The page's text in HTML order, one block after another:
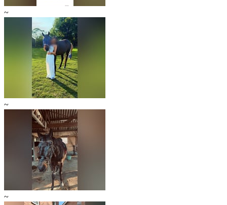
~
~
~